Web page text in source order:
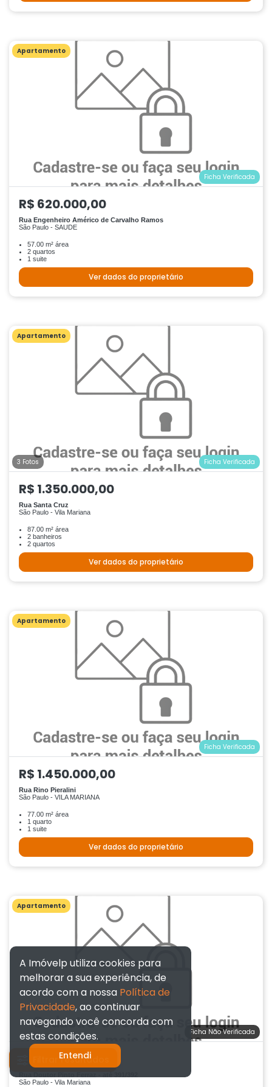
Apartamento
Ficha Verificada
R$ 620.000,00
Rua Engenheiro Américo de Carvalho Ramos
São Paulo - SAUDE
57.00 m² área
2 quartos
1 suite
Ver dados do proprietário
Apartamento
3 Fotos Ficha Verificada
R$ 1.350.000,00
Rua Santa Cruz
São Paulo - Vila Mariana
87.00 m² área
2 banheiros
2 quartos
Ver dados do proprietário
Apartamento
Ficha Verificada
R$ 1.450.000,00
Rua Rino Pieralini
São Paulo - VILA MARIANA
77.00 m² área
1 quarto
1 suite
Ver dados do proprietário
Apartamento
Ficha Não Verificada
R$ 490.000,00
São Paulo - Vila Mariana
Filtrar resultados
A Imóvelp utiliza cookies para
melhorar a sua experiência, de
acordo com a nossa Política de
Privacidade, ao continuar
navegando você concorda com
estas condições.
Entendi